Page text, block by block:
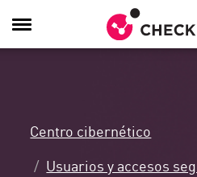
Alternar
navegación
Centro cibernético
Usuarios y accesos